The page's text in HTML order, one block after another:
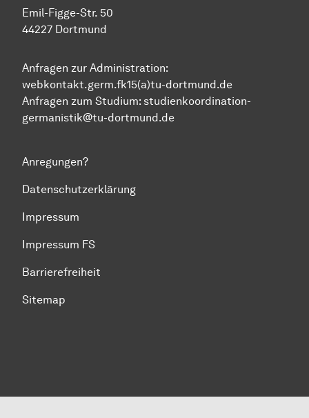
Emil-Figge-Str. 50
44227 Dortmund
Anfragen zur Administration:
webkontakt.germ.fk15(a)tu-dortmund.de
Anfragen zum Studium: studienkoordination-
germanistik@tu-dortmund.de
Anregungen?
Datenschutzerklärung
Impressum
Impressum FS
Barrierefreiheit
Sitemap